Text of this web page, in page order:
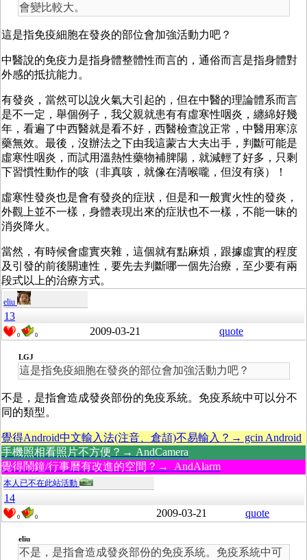
會變比較大。
這是指免疫細胞在發炎的部位會加強活動力吧？
中醫說的免疫力是指身體整體性而言的，通俗而言是指身體對
外感的抵抗能力。
有發炎，當然可以說火氣大引起的，但在中醫的理論體系而言
是不一定，舉個例子，我父親就患有有虛寒性咽炎，纏綿好幾
年，看遍了中西醫就是看不好，西醫檢查說正常，中醫用寒涼
藥無效。最後，沒辦法之下由我這蒙古大夫出手，判斷可能是
虛寒性咽炎，而試用溫熱性藥物補脾陽，就減輕了好多，只剩
下習慣性動作的咳（非真咳，就像在清喉嚨，但沒有痰）！
虛寒性發炎也是會有發炎的症狀，但是和一般實火性的發炎，
外觀上並不一樣，身體表現出來的症狀也不一樣，不能一昧的
消炎降火。
當然，有時候會虛實夾雜，這個就有點麻煩，跟據虛實的程度
及引發的前後關連性，要先去判斷哪一個先治療，至少要有兩
段式以上的治療方式。
eliu
13
0 0 2009-03-21 quote
LGJ
這是指免疫細胞在發炎的部位會加強活動力吧？
不是，是指會造成發炎部份的免疫系統。免疫系統中可以分不
同的類型。
覺得Android中文輸入法(注音、倉頡)不易輸入？→ gcin Android
手機照相看照片不方便？→ AndCamera
覺得鬧鐘/行事曆有改進的空間？→ AndAlarm
本人已不在此站活動
14
0 0 2009-03-21 quote
eliu
不是，是指會造成發炎部份的免疫系統。免疫系統中可